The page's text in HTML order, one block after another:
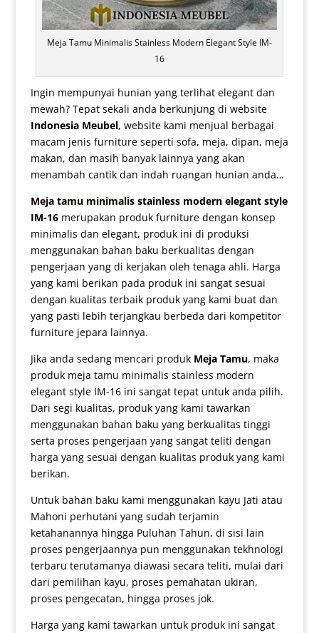
Meja Tamu Minimalis Stainless Modern Elegant Style IM-
16
Ingin mempunyai hunian yang terlihat elegant dan
mewah? Tepat sekali anda berkunjung di website
Indonesia Meubel, website kami menjual berbagai
macam jenis furniture seperti sofa, meja, dipan, meja
makan, dan masih banyak lainnya yang akan
menambah cantik dan indah ruangan hunian anda…
Meja tamu minimalisstainless modern elegant style
IM-16merupakan produk furniture dengan konsep
minimalis dan elegant, produk ini di produksi
menggunakan bahan baku berkualitas dengan
pengerjaan yang di kerjakan oleh tenaga ahli. Harga
yang kami berikan pada produk ini sangat sesuai
dengan kualitas terbaik produk yang kami buat dan
yang pasti lebih terjangkau berbeda dari kompetitor
furniture jepara lainnya.
Jika anda sedang mencari produk Meja Tamu, maka
produk meja tamu minimalis stainless modern
elegant style IM-16 ini sangat tepat untuk anda pilih.
Dari segi kualitas, produk yang kami tawarkan
menggunakan bahan baku yang berkualitas tinggi
serta proses pengerjaan yang sangat teliti dengan
harga yang sesuai dengan kualitas produk yang kami
berikan.
Untuk bahan baku kami menggunakan kayu Jati atau
Mahoni perhutani yang sudah terjamin
ketahanannya hingga Puluhan Tahun, di sisi lain
proses pengerjaannya pun menggunakan tekhnologi
terbaru terutamanya diawasi secara teliti, mulai dari
dari pemilihan kayu, proses pemahatan ukiran,
proses pengecatan, hingga proses jok.
Harga yang kami tawarkan untuk produk ini sangat